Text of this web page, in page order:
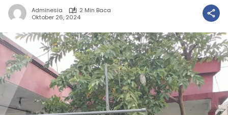
Adminesia
2 Min Baca
Oktober 26, 2024